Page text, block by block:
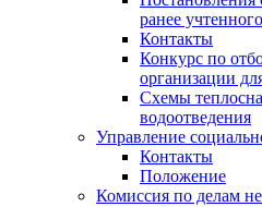
ранее
Контакты
Конкурс по
организации
Схемы
водоотведения
Управление
Контакты
Положение
Комиссия по делам